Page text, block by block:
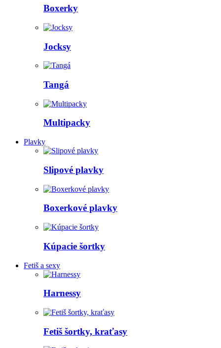
Boxerky
Jocksy
Tangá
Multipacky
Plavky
Slipové plavky
Boxerkové plavky
Kúpacie šortky
Fetiš a sexy
Harnessy
Fetiš šortky, kraťasy